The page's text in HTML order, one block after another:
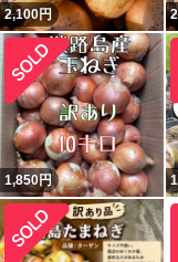
2,100円
1,850円